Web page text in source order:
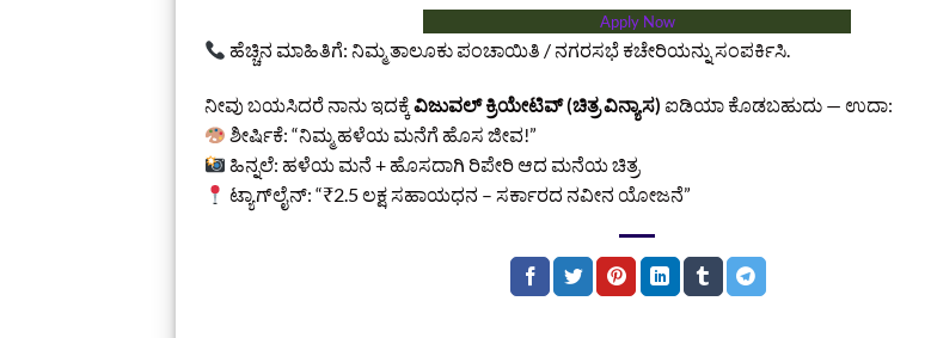
Apply Now
ಹೆಚ್ಚಿನ ಮಾಹಿತಿಗೆ: ನಿಮ್ಮ ತಾಲೂಕು ಪಂಚಾಯಿತಿ / ನಗರಸಭೆ ಕಚೇರಿಯನ್ನು ಸಂಪರ್ಕಿಸಿ.
ನೀವು ಬಯಸಿದರೆ ನಾನು ಇದಕ್ಕೆ ವಿಜುವಲ್ ಕ್ರಿಯೇಟಿವ್ (ಚಿತ್ರ ವಿನ್ಯಾಸ) ಐಡಿಯಾ ಕೊಡಬಹುದು — ಉದಾ:
ಶೀರ್ಷಿಕೆ: “ನಿಮ್ಮ ಹಳೆಯ ಮನೆಗೆ ಹೊಸ ಜೀವ!”
ಹಿನ್ನಲೆ: ಹಳೆಯ ಮನೆ + ಹೊಸದಾಗಿ ರಿಪೇರಿ ಆದ ಮನೆಯ ಚಿತ್ರ
ಟ್ಯಾಗ್‌ಲೈನ್: “₹2.5 ಲಕ್ಷ ಸಹಾಯಧನ – ಸರ್ಕಾರದ ನವೀನ ಯೋಜನೆ”